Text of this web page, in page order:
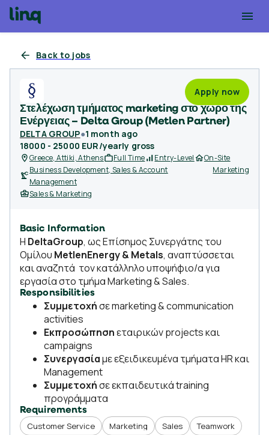
Back to jobs
Στελέχωση τμήματος marketing στο χώρο της
Ενέργειας – Delta Group (Metlen Partner)
DELTA GROUP●1 month ago
18000 - 25000 EUR/yearly gross
Apply now
Greece, Attiki, Athens Full Time Entry-Level
On-Site
Business Development, Sales & Account
Management
Marketing
Sales & Marketing
Basic Information
Η DeltaGroup, ως Επίσημος Συνεργάτης του
Ομίλου MetlenEnergy & Metals, αναπτύσσεται
και αναζητά τον κατάλληλο υποψήφιο/α για
εργασία στο τμήμα Marketing & Sales.
Responsibilities
Συμμετοχήσε marketing & communication
activities
Εκπροσώπησηεταιρικών projects και
campaigns
Συνεργασίαμε εξειδικευμένα τμήματα HR και
Management
Συμμετοχήσε εκπαιδευτικά training
προγράμματα
Requirements
Customer Service Marketing Sales Teamwork